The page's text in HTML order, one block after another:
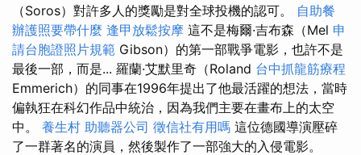
（Soros）對許多人的獎勵是對全球投機的認可。 自助餐
辦護照要帶什麼 逢甲放鬆按摩 這不是梅爾·吉布森（Mel 申
請台胞證照片規範 Gibson）的第一部戰爭電影，也許不是
最後一部，而是... 羅蘭·艾默里奇（Roland 台中抓龍筋療程
Emmerich）的同事在1996年提出了他最活躍的想法，當時
偏執狂在科幻作品中統治，因為我們主要在畫布上的太空
中。 養生村 助聽器公司 徵信社有用嗎 這位德國導演壓碎
了一群著名的演員，然後製作了一部強大的入侵電影。